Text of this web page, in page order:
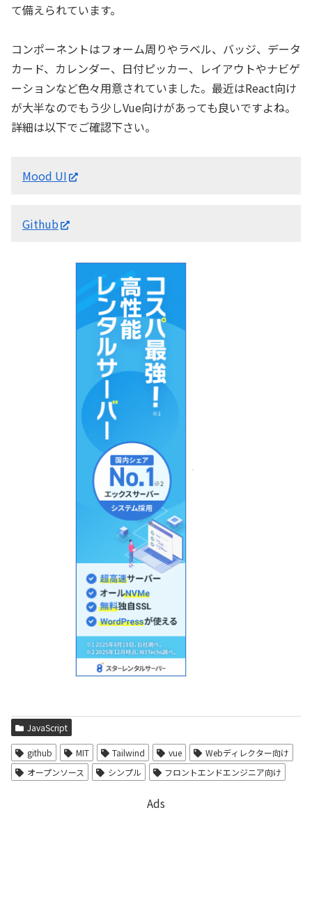
て備えられています。
コンポーネントはフォーム周りやラベル、バッジ、データ
カード、カレンダー、日付ピッカー、レイアウトやナビゲ
ーションなど色々用意されていました。最近はReact向け
が大半なのでもう少しVue向けがあっても良いですよね。
詳細は以下でご確認下さい。
Mood UI
Github
JavaScript
github MIT Tailwind vue
Webディレクター向け
オープンソース
シンプル フロントエンドエンジニア向け
Ads